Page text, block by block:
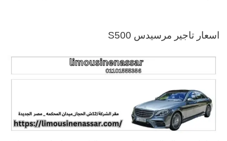
اسعار تاجير مرسيدس S500